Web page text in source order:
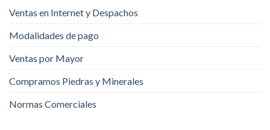
Ventas en Internet y Despachos
Modalidades de pago
Ventas por Mayor
Compramos Piedras y Minerales
Normas Comerciales